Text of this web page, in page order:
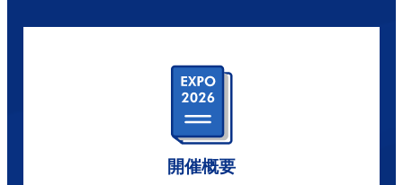
開催概要